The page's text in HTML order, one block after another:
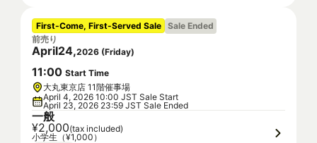
First-Come, First-Served Sale Sale Ended
前売り
April24,2026 (Friday)
11:00 Start Time
大丸東京店 11階催事場
April 4, 2026 10:00 JST Sale Start
April 23, 2026 23:59 JST Sale Ended
一般
¥2,000(tax included)
小学生（¥1,000）